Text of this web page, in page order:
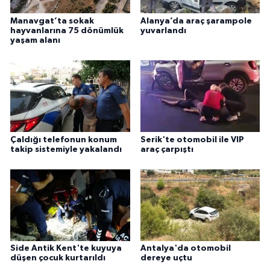
Manavgat’ta sokak
hayvanlarına 75 dönümlük
yaşam alanı
Alanya’da araç şarampole
yuvarlandı
Çaldığı telefonun konum
takip sistemiyle yakalandı
Serik'te otomobil ile VIP
araç çarpıştı
Side Antik Kent'te kuyuya
düşen çocuk kurtarıldı
Antalya'da otomobil
dereye uçtu